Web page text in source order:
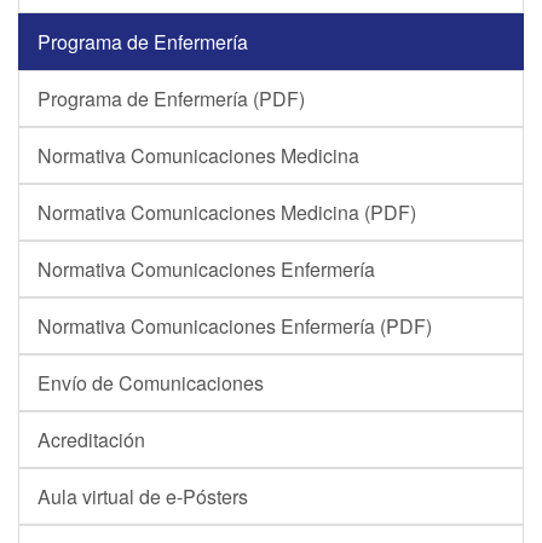
Programa de Enfermería
Programa de Enfermería (PDF)
Normativa Comunicaciones Medicina
Normativa Comunicaciones Medicina (PDF)
Normativa Comunicaciones Enfermería
Normativa Comunicaciones Enfermería (PDF)
Envío de Comunicaciones
Acreditación
Aula virtual de e-Pósters